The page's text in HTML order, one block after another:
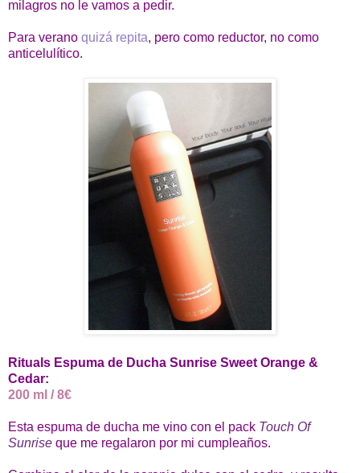
milagros no le vamos a pedir.
Para verano quizá repita, pero como reductor, no como
anticelulítico.
Rituals Espuma de Ducha Sunrise Sweet Orange &
Cedar:
200 ml / 8€
Esta espuma de ducha me vino con el pack Touch Of
Sunrise que me regalaron por mi cumpleaños.